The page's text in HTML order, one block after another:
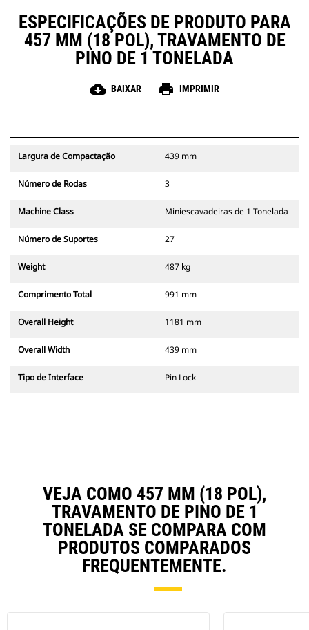
ESPECIFICAÇÕES DE PRODUTO PARA
457 MM (18 POL), TRAVAMENTO DE
PINO DE 1 TONELADA
cloud_download BAIXAR print IMPRIMIR
Largura de Compactação 439 mm
Número de Rodas 3
Machine Class Miniescavadeiras de 1 Tonelada
Número de Suportes 27
Weight 487 kg
Comprimento Total 991 mm
Overall Height 1181 mm
Overall Width 439 mm
Tipo de Interface Pin Lock
VEJA COMO 457 MM (18 POL),
TRAVAMENTO DE PINO DE 1
TONELADA SE COMPARA COM
PRODUTOS COMPARADOS
FREQUENTEMENTE.